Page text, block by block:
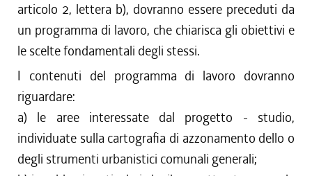
articolo 2, lettera b), dovranno essere preceduti da
un programma di lavoro, che chiarisca gli obiettivi e
le scelte fondamentali degli stessi.
I contenuti del programma di lavoro dovranno
riguardare:
a) le aree interessate dal progetto - studio,
individuate sulla cartografia di azzonamento dello o
degli strumenti urbanistici comunali generali;